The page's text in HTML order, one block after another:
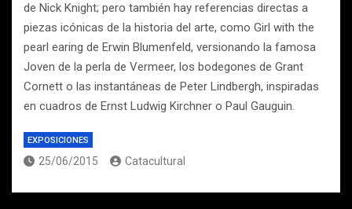
de Nick Knight; pero también hay referencias directas a
piezas icónicas de la historia del arte, como Girl with the
pearl earing de Erwin Blumenfeld, versionando la famosa
Joven de la perla de Vermeer, los bodegones de Grant
Cornett o las instantáneas de Peter Lindbergh, inspiradas
en cuadros de Ernst Ludwig Kirchner o Paul Gauguin.
EXPOSICIONES
25/06/2015 Catacultural